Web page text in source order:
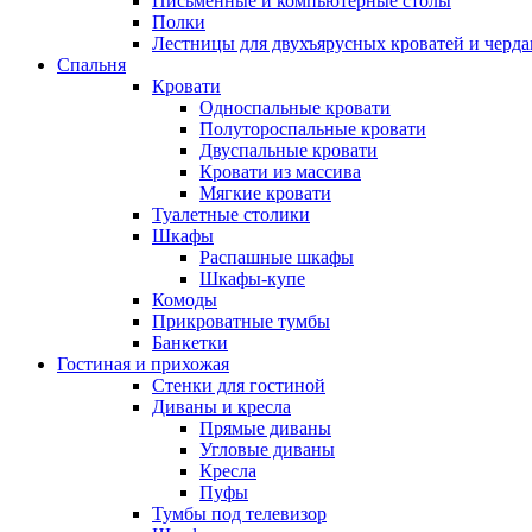
Полки
Лестницы для двухъярусных кроватей и
Спальня
Кровати
Односпальные кровати
Полутороспальные кровати
Двуспальные кровати
Кровати из массива
Мягкие кровати
Туалетные столики
Шкафы
Распашные шкафы
Шкафы-купе
Комоды
Прикроватные тумбы
Банкетки
Гостиная и прихожая
Стенки для гостиной
Диваны и кресла
Прямые диваны
Угловые диваны
Кресла
Пуфы
Тумбы под телевизор